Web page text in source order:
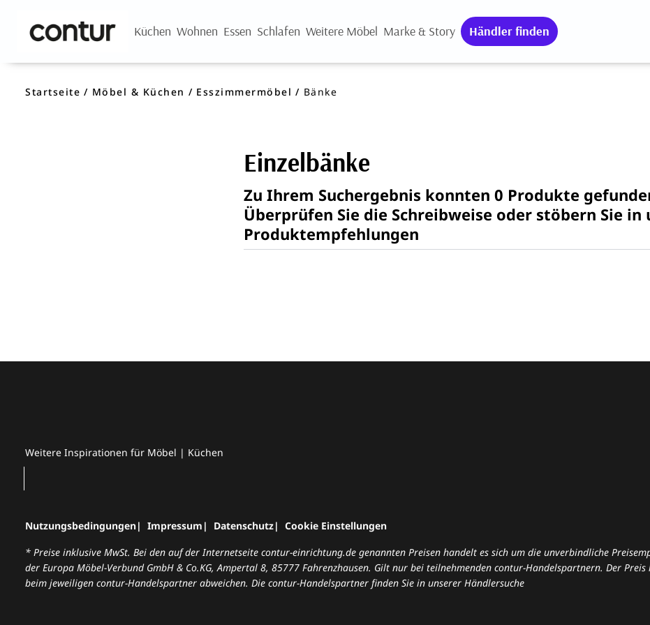
Küchen Wohnen Essen Schlafen Weitere Möbel Marke & Story Händler finden
Startseite Möbel & Küchen Esszimmermöbel Bänke
Einzelbänke
Zu Ihrem Suchergebnis konnten 0 Produkte
Überprüfen Sie die Schreibweise oder stöbern Sie in
Produktempfehlungen
Weitere Inspirationen für Möbel | Küchen
Nutzungsbedingungen Impressum Datenschutz
Cookie Einstellungen
* Preise inklusive MwSt. Bei den auf der Internetseite contur-einrichtung.de genannten Preisen handelt es sich um die unverbindliche
der Europa Möbel-Verbund GmbH & Co.KG, Ampertal 8, 85777 Fahrenzhausen. Gilt nur bei teilnehmenden contur-Handelspartnern. Der Preis
beim jeweiligen contur-Handelspartner abweichen. Die contur-Handelspartner finden Sie in unserer Händlersuche